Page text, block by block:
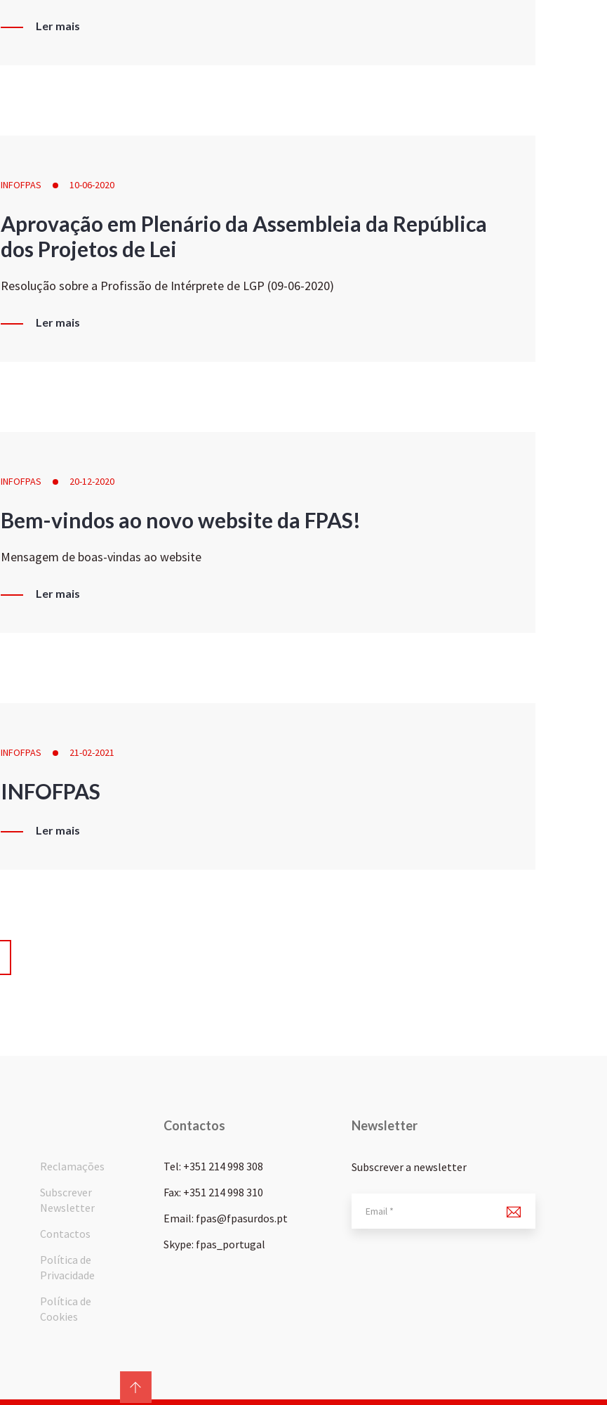
Ler mais
INFOFPAS 10-06-2020
Aprovação em Plenário da Assembleia da República
dos Projetos de Lei
Resolução sobre a Profissão de Intérprete de LGP (09-06-2020)
Ler mais
INFOFPAS 20-12-2020
Bem-vindos ao novo website da FPAS!
Mensagem de boas-vindas ao website
Ler mais
INFOFPAS 21-02-2021
INFOFPAS
Ler mais
Reclamações
Subscrever
Newsletter
Contactos
Política de
Privacidade
Política de
Cookies
Contactos
Tel: +351 214 998 308
Fax: +351 214 998 310
Email: fpas@fpasurdos.pt
Skype: fpas_portugal
Newsletter
Subscrever a newsletter